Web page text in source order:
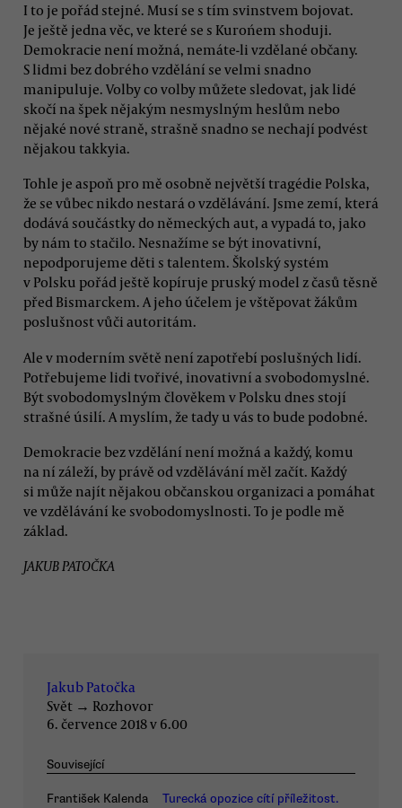
I to je pořád stejné. Musí se s tím svinstvem bojovat.
Je ještě jedna věc, ve které se s Kurońem shoduji.
Demokracie není možná, nemáte-li vzdělané občany.
S lidmi bez dobrého vzdělání se velmi snadno
manipuluje. Volby co volby můžete sledovat, jak lidé
skočí na špek nějakým nesmyslným heslům nebo
nějaké nové straně, strašně snadno se nechají podvést
nějakou takkyia.
Tohle je aspoň pro mě osobně největší tragédie Polska,
že se vůbec nikdo nestará o vzdělávání. Jsme zemí, která
dodává součástky do německých aut, a vypadá to, jako
by nám to stačilo. Nesnažíme se být inovativní,
nepodporujeme děti s talentem. Školský systém
v Polsku pořád ještě kopíruje pruský model z časů těsně
před Bismarckem. A jeho účelem je vštěpovat žákům
poslušnost vůči autoritám.
Ale v moderním světě není zapotřebí poslušných lidí.
Potřebujeme lidi tvořivé, inovativní a svobodomyslné.
Být svobodomyslným člověkem v Polsku dnes stojí
strašné úsilí. A myslím, že tady u vás to bude podobné.
Demokracie bez vzdělání není možná a každý, komu
na ní záleží, by právě od vzdělávání měl začít. Každý
si může najít nějakou občanskou organizaci a pomáhat
ve vzdělávání ke svobodomyslnosti. To je podle mě
základ.
JAKUB PATOČKA
Jakub Patočka
Svět → Rozhovor
6. července 2018 v 6.00
Související
František Kalenda
Turecká opozice cítí příležitost.